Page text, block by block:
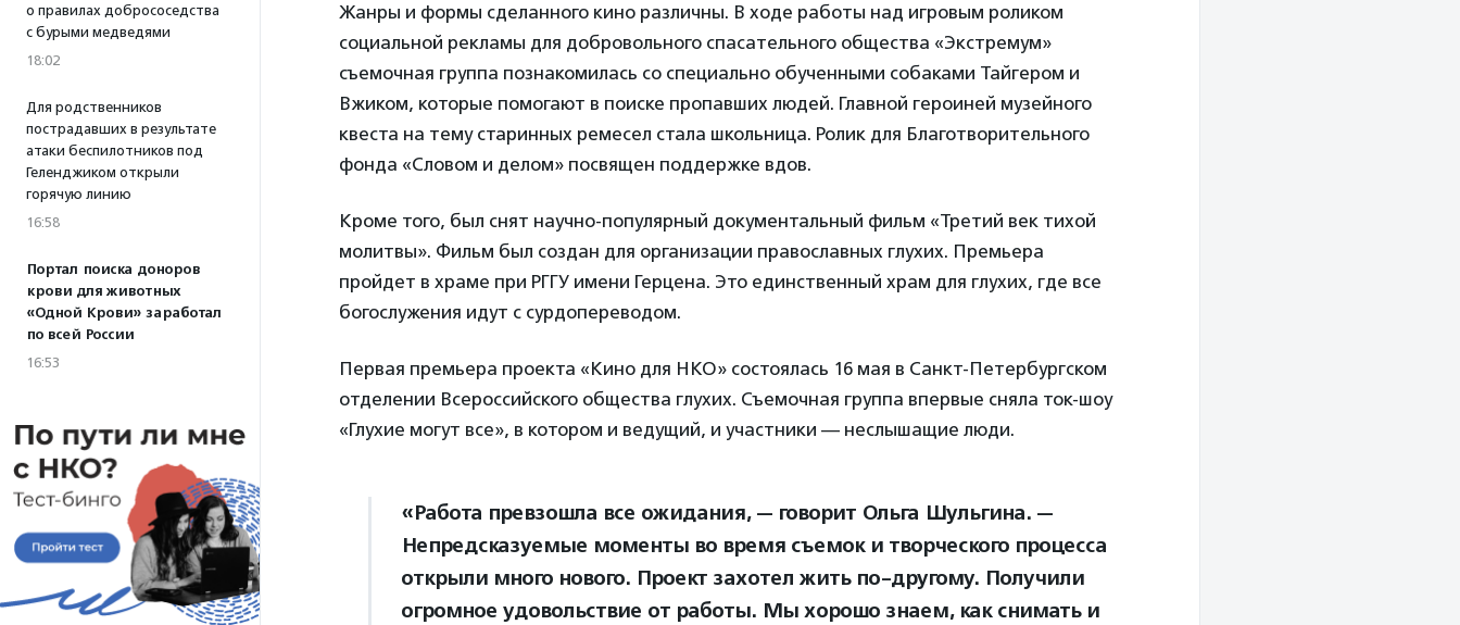
о правилах добрососедства
с бурыми медведями
18:02
Для родственников
пострадавших в результате
атаки беспилотников под
Геленджиком открыли
горячую линию
16:58
Портал поиска доноров
крови для животных
«Одной Крови» заработал
по всей России
16:53
Жанры и формы сделанного кино различны. В ходе работы над игровым роликом
социальной рекламы для добровольного спасательного общества «Экстремум»
съемочная группа познакомилась со специально обученными собаками Тайгером и
Вжиком, которые помогают в поиске пропавших людей. Главной героиней музейного
квеста на тему старинных ремесел стала школьница. Ролик для Благотворительного
фонда «Словом и делом» посвящен поддержке вдов.
Кроме того, был снят научно-популярный документальный фильм «Третий век тихой
молитвы». Фильм был создан для организации православных глухих. Премьера
пройдет в храме при РГГУ имени Герцена. Это единственный храм для глухих, где все
богослужения идут с сурдопереводом.
Первая премьера проекта «Кино для НКО» состоялась 16 мая в Санкт-Петербургском
отделении Всероссийского общества глухих. Съемочная группа впервые сняла ток-шоу
«Глухие могут все», в котором и ведущий, и участники — неслышащие люди.
«Работа превзошла все ожидания, — говорит Ольга Шульгина. —
Непредсказуемые моменты во время съемок и творческого процесса
открыли много нового. Проект захотел жить по-другому. Получили
огромное удовольствие от работы. Мы хорошо знаем, как снимать и